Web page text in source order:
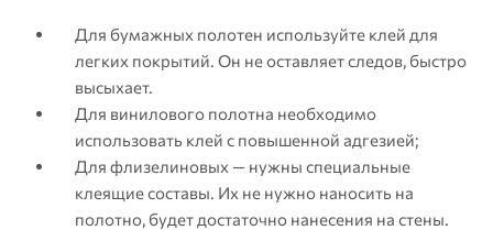
Для бумажных полотен используйте клей для
легких покрытий. Он не оставляет следов, быстро
высыхает.
Для винилового полотна необходимо
использовать клей с повышенной адгезией;
Для флизелиновых — нужны специальные
клеящие составы. Их не нужно наносить на
полотно, будет достаточно нанесения на стены.